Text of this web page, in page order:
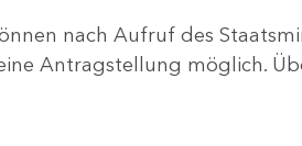
nach Aufruf des
Antragstellung möglich.